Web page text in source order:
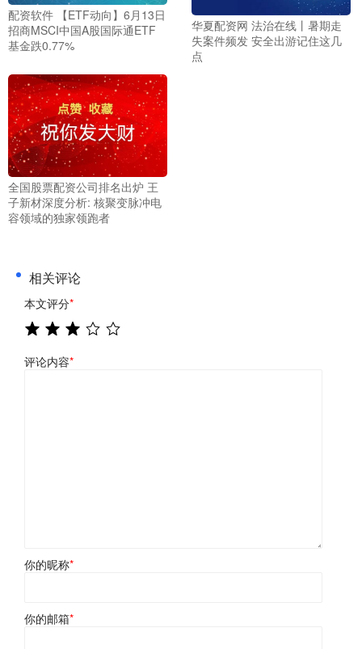
配资软件 【ETF动向】6月13日
招商MSCI中国A股国际通ETF
基金跌0.77%
华夏配资网 法治在线丨暑期走
失案件频发 安全出游记住这几
点
全国股票配资公司排名出炉 王
子新材深度分析: 核聚变脉冲电
容领域的独家领跑者
相关评论
本文评分*
评论内容*
你的昵称*
你的邮箱*